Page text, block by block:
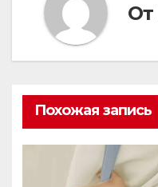
От
Похожая запись